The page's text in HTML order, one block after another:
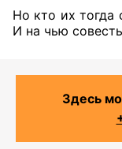
Но кто их тогда
И на чью
Здесь